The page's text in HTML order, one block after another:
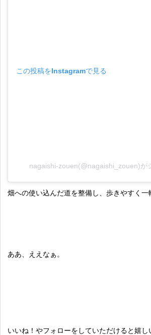
この投稿をInstagramで見る
nagaishi-zouen(@nagaishi_zouen)が
畑への使い込んだ道を整備し、歩きやすく一
ああ、ええなぁ。
いいね！やフォローをしていただけると嬉し